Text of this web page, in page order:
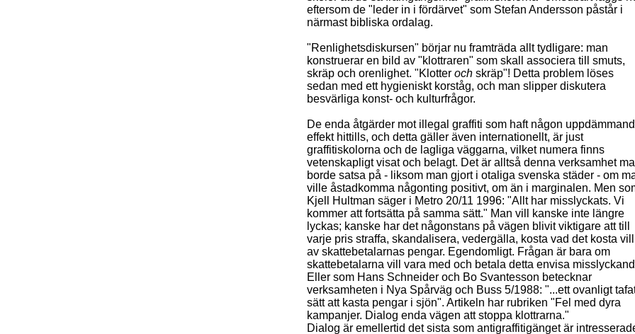
eftersom de "leder in i fördärvet" som Stefan Andersson påstår i
närmast bibliska ordalag.
"Renlighetsdiskursen" börjar nu framträda allt tydligare: man
konstruerar en bild av "klottraren" som skall associera till smuts,
skräp och orenlighet. "Klotter och skräp"! Detta problem löses
sedan med ett hygieniskt korståg, och man slipper diskutera
besvärliga konst- och kulturfrågor.
De enda åtgärder mot illegal graffiti som haft någon
effekt hittills, och detta gäller även internationellt, är just
graffitiskolorna och de lagliga väggarna, vilket numera finns
vetenskapligt visat och belagt. Det är alltså denna verksamhet
borde satsa på - liksom man gjort i otaliga svenska städer - om
ville åstadkomma någonting positivt, om än i marginalen. Men
Kjell Hultman säger i Metro 20/11 1996: "Allt har misslyckats. Vi
kommer att fortsätta på samma sätt." Man vill kanske inte längre
lyckas; kanske har det någonstans på vägen blivit viktigare att till
varje pris straffa, skandalisera, vedergälla, kosta vad det kosta vill
av skattebetalarnas pengar. Egendomligt. Frågan är bara om
skattebetalarna vill vara med och betala detta envisa
Eller som Hans Schneider och Bo Svantesson betecknar
verksamheten i Nya Spårväg och Buss 5/1988: "...ett ovanligt
sätt att kasta pengar i sjön". Artikeln har rubriken "Fel med dyra
kampanjer. Dialog enda vägen att stoppa klottrarna."
Dialog är emellertid det sista som antigraffitigänget är